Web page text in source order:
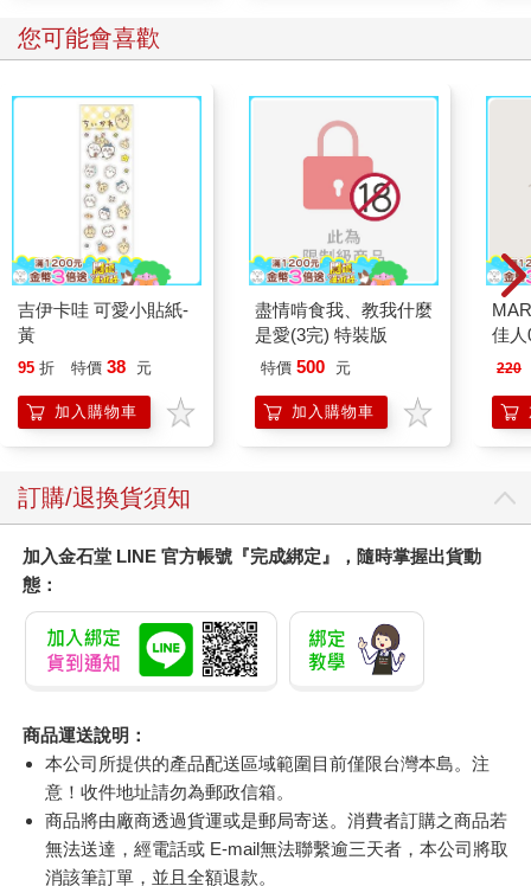
您可能會喜歡
吉伊卡哇 可愛小貼紙-
黃
95 折 特價 38 元
加入購物車
盡情啃食我、教我什麼
是愛(3完) 特裝版
特價 500 元
加入購物車
佳人
220
訂購/退換貨須知
加入金石堂 LINE 官方帳號『完成綁定』，隨時掌握出貨動
態：
商品運送說明：
本公司所提供的產品配送區域範圍目前僅限台灣本島。注
意！收件地址請勿為郵政信箱。
商品將由廠商透過貨運或是郵局寄送。消費者訂購之商品若
無法送達，經電話或 E-mail無法聯繫逾三天者，本公司將取
消該筆訂單，並且全額退款。